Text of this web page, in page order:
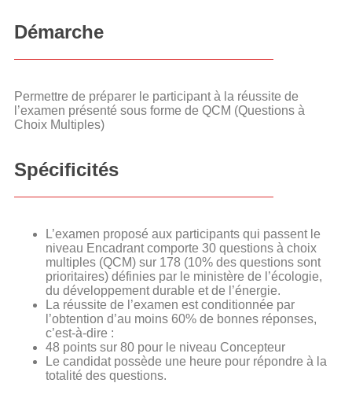
Démarche
Permettre de préparer le participant à la réussite de
l’examen présenté sous forme de QCM (Questions à
Choix Multiples)
Spécificités
L’examen proposé aux participants qui passent le
niveau Encadrant comporte 30 questions à choix
multiples (QCM) sur 178 (10% des questions sont
prioritaires) définies par le ministère de l’écologie,
du développement durable et de l’énergie.
La réussite de l’examen est conditionnée par
l’obtention d’au moins 60% de bonnes réponses,
c’est-à-dire :
48 points sur 80 pour le niveau Concepteur
Le candidat possède une heure pour répondre à la
totalité des questions.